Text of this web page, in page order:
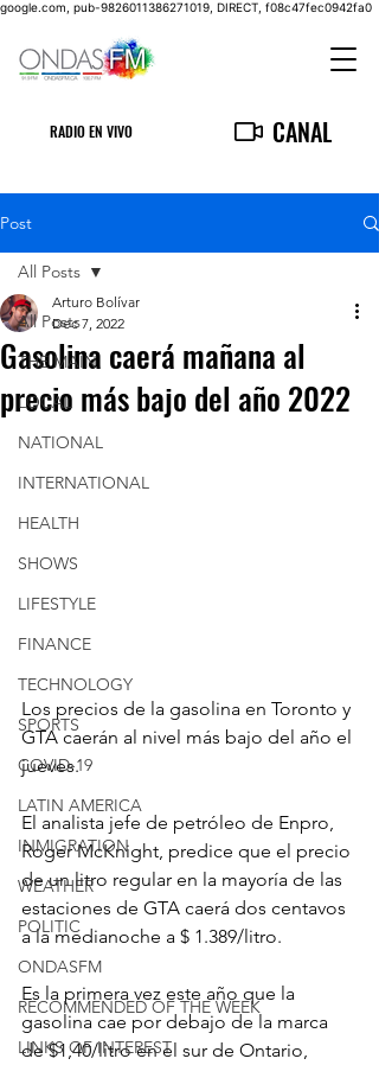
google.com, pub-9826011386271019, DIRECT, f08c47fec0942fa0
RADIO EN VIVO CANAL
Post
All Posts
THE MAIN
LOCAL
NATIONAL
INTERNATIONAL
HEALTH
SHOWS
LIFESTYLE
FINANCE
TECHNOLOGY
SPORTS
COVID-19
LATIN AMERICA
INMIGRATION
WEATHER
POLITIC
ONDASFM
RECOMMENDED OF THE WEEK
LINKS OF INTEREST
All Posts
Gasolina caerá mañana al
precio más bajo del año 2022
Arturo Bolívar
Dec 7, 2022
Los precios de la gasolina en Toronto y
GTA caerán al nivel más bajo del año el
jueves.
El analista jefe de petróleo de Enpro,
Roger McKnight, predice que el precio
de un litro regular en la mayoría de las
estaciones de GTA caerá dos centavos
a la medianoche a $ 1.389/litro.
Es la primera vez este año que la
gasolina cae por debajo de la marca
de $1,40/litro en el sur de Ontario,